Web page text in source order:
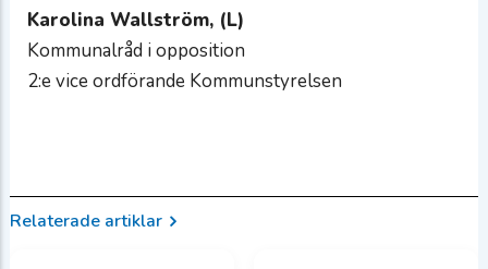
Karolina Wallström, (L)
Kommunalråd i opposition
2:e vice ordförande Kommunstyrelsen
Relaterade artiklar